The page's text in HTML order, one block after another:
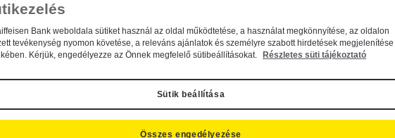
A dokumentum kereséséhez kérjük, írja be a keresőszót a mezőbe.
Bank weboldala sütiket használ az oldal működtetése, a használat megkönnyítése, az oldalon
tevékenység nyomon követése, a releváns ajánlatok és személyre szabott hirdetések megjelenítése
Kérjük, engedélyezze az Önnek megfelelő sütibeállításokat.
Részletes süti tájékoztató
Sütik beállítása
Összes engedélyezése